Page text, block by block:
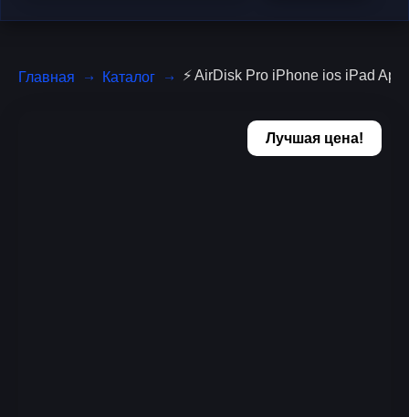
Главная Каталог ⚡️ AirDisk Pro iPhone ios iPad
Лучшая цена!